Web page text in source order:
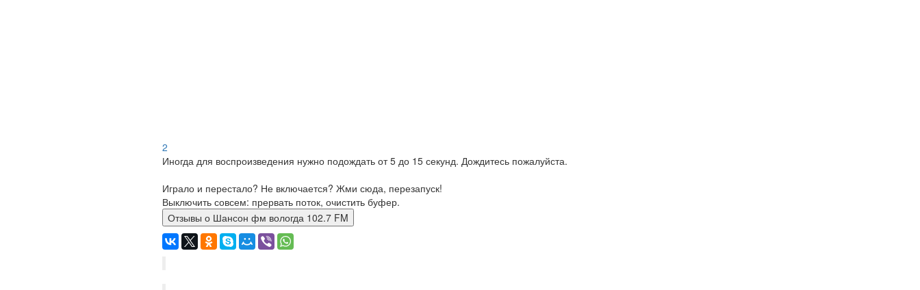
2
Иногда для воспроизведения нужно подождать от 5 до 15 секунд. Дождитесь пожалуйста.
Играло и перестало? Не включается? Жми сюда, перезапуск!
Выключить совсем: прервать поток, очистить буфер.
Отзывы о Шансон фм вологда 102.7 FM